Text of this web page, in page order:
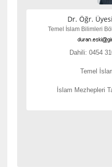
Dr. Öğr.
Temel İslam Bilimleri
Dahili: 0454
Temel
İslam Mezhepleri